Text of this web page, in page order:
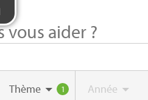
Thème 1 Année